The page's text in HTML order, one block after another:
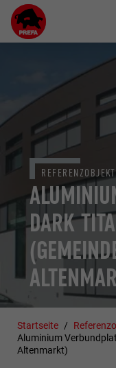
DARK
Startseite
Aluminium
Altenmarkt)